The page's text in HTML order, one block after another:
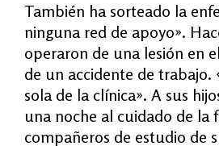
También ha sorteado la
ninguna red de apoyo».
operaron de una lesión en
de un accidente de trabajo.
sola de la clínica». A sus
una noche al cuidado de la
compañeros de estudio de